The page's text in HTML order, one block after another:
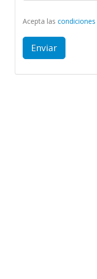
Acepta las condiciones